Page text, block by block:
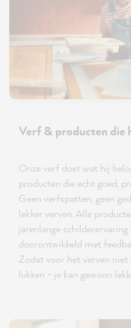
Verf & producten die
Onze verf doet wat hij
producten die echt goed,
Geen verfspatten, geen
lekker verven. Alle
jarenlange
doorontwikkeld met
Zodat voor het verven
lukken - je kan gewoon